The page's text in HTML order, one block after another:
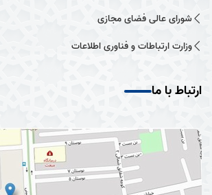
شورای عالی فضای مجازی
وزارت ارتباطات و فناوری اطلاعات
ارتباط با ما